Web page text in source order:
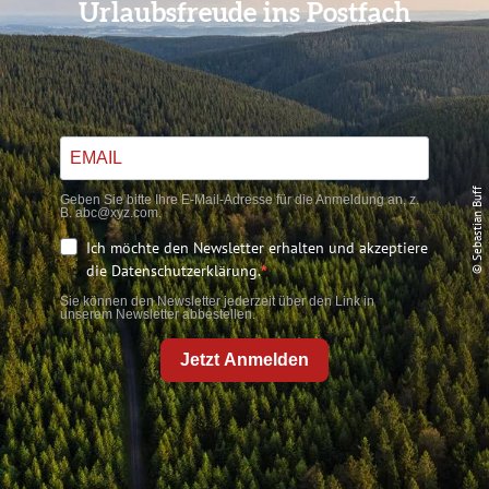
© Sebastian Buff
Urlaubsfreude ins Postfach
Geben Sie bitte Ihre E-Mail-Adresse für die Anmeldung an, z.
B. abc@xyz.com.
Ich möchte den Newsletter erhalten und akzeptiere
die Datenschutzerklärung.
Sie können den Newsletter jederzeit über den Link in
unserem Newsletter abbestellen.
Jetzt Anmelden